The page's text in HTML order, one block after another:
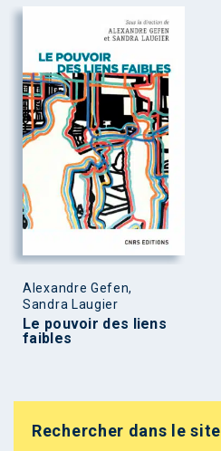
Alexandre Gefen,
Sandra Laugier
Le pouvoir des liens
faibles
Rechercher dans le site